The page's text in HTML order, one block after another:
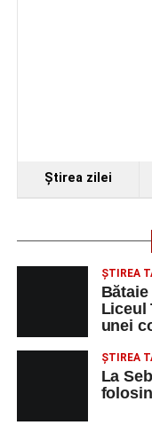
Ştirea zilei
ŞTIREA
Liceul
unei
ŞTIREA
La